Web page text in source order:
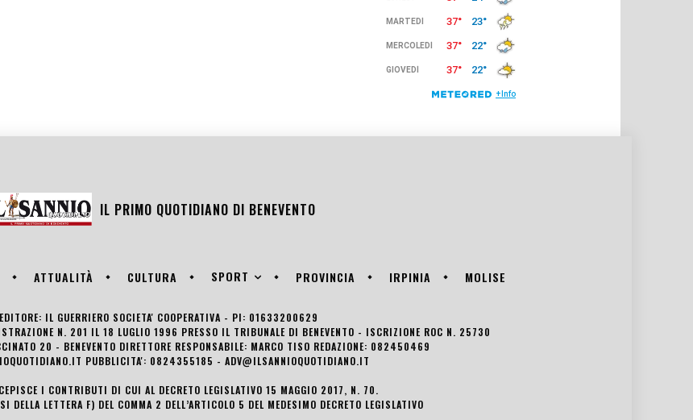
IL PRIMO QUOTIDIANO DI BENEVENTO
ATTUALITÀ CULTURA SPORT PROVINCIA IRPINIA MOLISE
IL GUERRIERO SOCIETA' COOPERATIVA - PI: 01633200629
N. 201 IL 18 LUGLIO 1996 PRESSO IL TRIBUNALE DI BENEVENTO - ISCRIZIONE ROC N. 25730
20 - BENEVENTO DIRETTORE RESPONSABILE: MARCO TISO REDAZIONE: 082450469
PUBBLICITA': 0824355185 - ADV@ILSANNIOQUOTIDIANO.IT
I CONTRIBUTI DI CUI AL DECRETO LEGISLATIVO 15 MAGGIO 2017, N. 70.
DELLA LETTERA F) DEL COMMA 2 DELL’ARTICOLO 5 DEL MEDESIMO DECRETO LEGISLATIVO